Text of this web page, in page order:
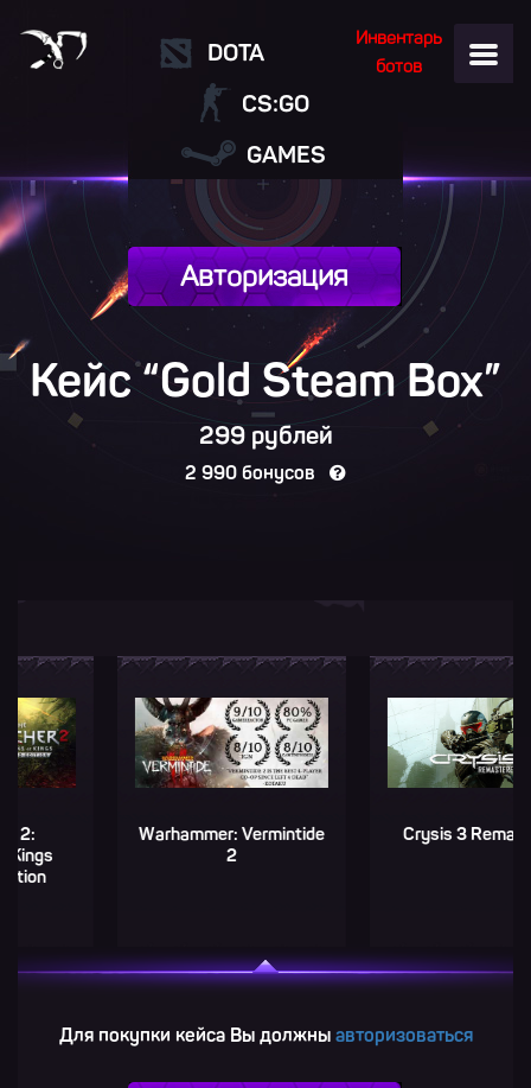
Инвентарь
ботов
DOTA
CS:GO
GAMES
Авторизация
Кейс “Gold SteamBox”
299 рублей
2 990 бонусов
Crysis 3 Remastered Choo-Choo
Для покупки кейса Вы должны авторизоваться